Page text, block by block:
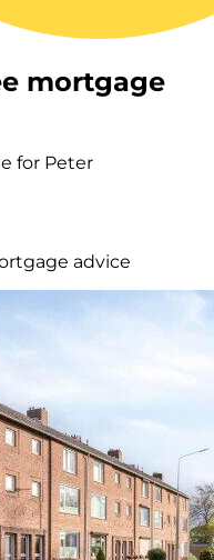
mortgage
for Peter
advice